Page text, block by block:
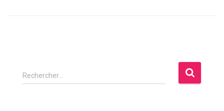
R
e
Rechercher…